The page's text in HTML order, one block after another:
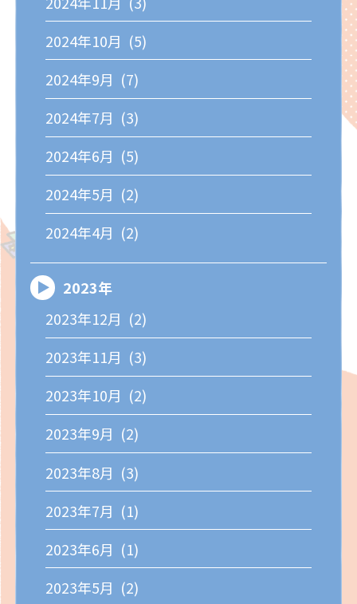
2024年10月 (5)
2024年9月 (7)
2024年7月 (3)
2024年6月 (5)
2024年5月 (2)
2024年4月 (2)
2023年
2023年12月 (2)
2023年11月 (3)
2023年10月 (2)
2023年9月 (2)
2023年8月 (3)
2023年7月 (1)
2023年6月 (1)
2023年5月 (2)